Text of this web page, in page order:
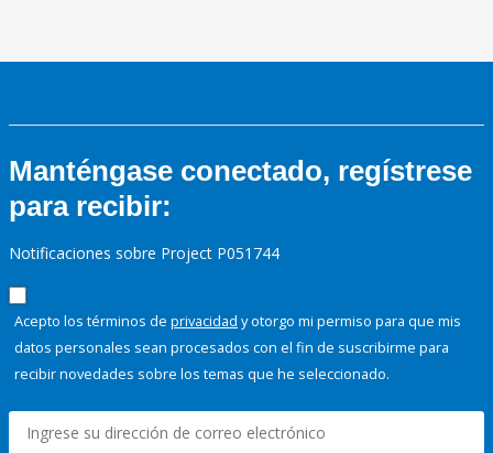
Manténgase conectado, regístrese
para recibir:
Notificaciones sobre Project P051744
Acepto los términos de privacidad y otorgo mi permiso para que mis
datos personales sean procesados con el fin de suscribirme para
recibir novedades sobre los temas que he seleccionado.